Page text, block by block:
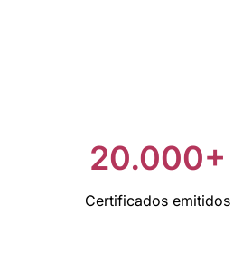
20.000+
Certificados emitidos